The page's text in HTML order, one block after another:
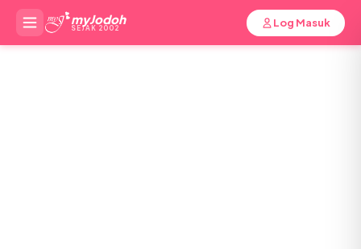
myJodoh
SEJAK 2002 Log Masuk